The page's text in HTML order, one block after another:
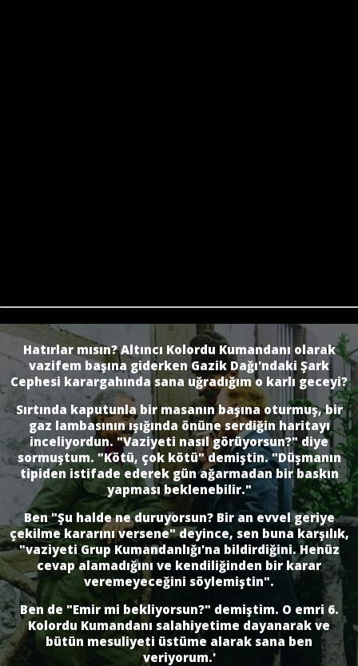
Hatırlar mısın? Altıncı Kolordu Kumandanı olarak
vazifem başına giderken Gazik Dağı'ndaki Şark
Cephesi karargahında sana uğradığım o karlı geceyi?
Sırtında kaputunla bir masanın başına oturmuş, bir
gaz lambasının ışığında önüne serdiğin haritayı
inceliyordun. "Vaziyeti nasıl görüyorsun?" diye
sormuştum. "Kötü, çok kötü" demiştin. "Düşmanın
tipiden istifade ederek gün ağarmadan bir baskın
yapması beklenebilir."
Ben "Şu halde ne duruyorsun? Bir an evvel geriye
çekilme kararını versene" deyince, sen buna karşılık,
"vaziyeti Grup Kumandanlığı'na bildirdiğini. Henüz
cevap alamadığını ve kendiliğinden bir karar
veremeyeceğini söylemiştin".
Ben de "Emir mi bekliyorsun?" demiştim. O emri 6.
Kolordu Kumandanı salahiyetime dayanarak ve
bütün mesuliyeti üstüme alarak sana ben
veriyorum.'